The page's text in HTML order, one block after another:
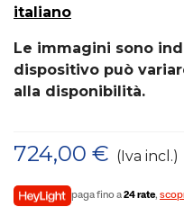
italiano
Le immagini sono
dispositivo può
alla disponibilità.
724,00 € (Iva incl.)
paga fino a24 rate,